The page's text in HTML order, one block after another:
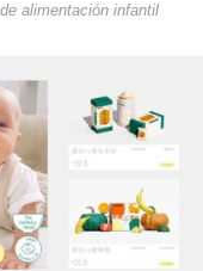
alimentación infantil